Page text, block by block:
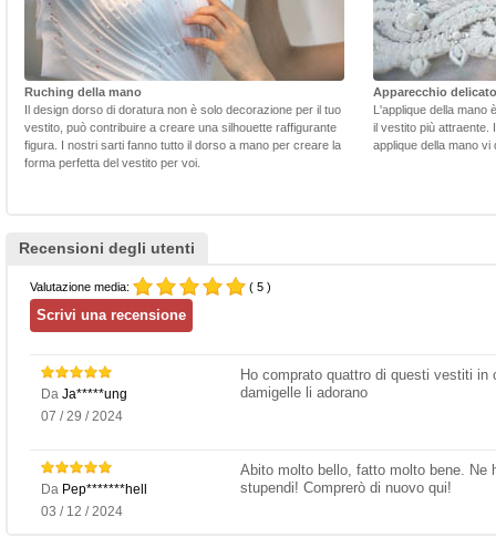
Ruching della mano
Il design dorso di doratura non è solo decorazione per il tuo
vestito, può contribuire a creare una silhouette raffigurante
figura. I nostri sarti fanno tutto il dorso a mano per creare la
forma perfetta del vestito per voi.
Apparecchio delicato
L'applique della mano
il vestito più attraente.
applique della mano
Recensioni degli utenti
Valutazione media: ( 5 )
Da Ja*****ung
07 / 29 / 2024
Ho comprato quattro di questi vestiti
damigelle li adorano
Da Pep*******hell
03 / 12 / 2024
Abito molto bello, fatto molto bene. Ne
stupendi! Comprerò di nuovo qui!